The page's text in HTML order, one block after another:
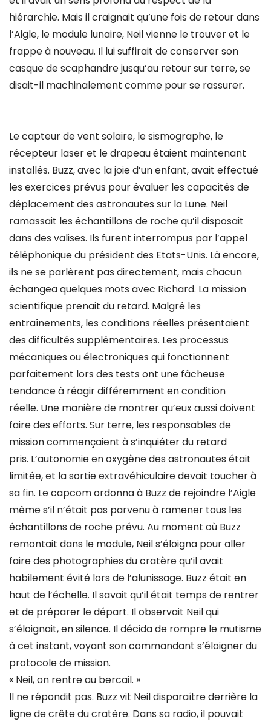
hiérarchie. Mais il craignait qu’une fois de retour dans
l’Aigle, le module lunaire, Neil vienne le trouver et le
frappe à nouveau. Il lui suffirait de conserver son
casque de scaphandre jusqu’au retour sur terre, se
disait-il machinalement comme pour se rassurer.
Le capteur de vent solaire, le sismographe, le
récepteur laser et le drapeau étaient maintenant
installés. Buzz, avec la joie d’un enfant, avait effectué
les exercices prévus pour évaluer les capacités de
déplacement des astronautes sur la Lune. Neil
ramassait les échantillons de roche qu’il disposait
dans des valises. Ils furent interrompus par l’appel
téléphonique du président des Etats-Unis. Là encore,
ils ne se parlèrent pas directement, mais chacun
échangea quelques mots avec Richard. La mission
scientifique prenait du retard. Malgré les
entraînements, les conditions réelles présentaient
des difficultés supplémentaires. Les processus
mécaniques ou électroniques qui fonctionnent
parfaitement lors des tests ont une fâcheuse
tendance à réagir différemment en condition
réelle. Une manière de montrer qu’eux aussi doivent
faire des efforts. Sur terre, les responsables de
mission commençaient à s’inquiéter du retard
pris. L’autonomie en oxygène des astronautes était
limitée, et la sortie extravéhiculaire devait toucher à
sa fin. Le capcom ordonna à Buzz de rejoindre l’Aigle
même s’il n’était pas parvenu à ramener tous les
échantillons de roche prévu. Au moment où Buzz
remontait dans le module, Neil s’éloigna pour aller
faire des photographies du cratère qu’il avait
habilement évité lors de l’alunissage. Buzz était en
haut de l’échelle. Il savait qu’il était temps de rentrer
et de préparer le départ. Il observait Neil qui
s’éloignait, en silence. Il décida de rompre le mutisme
à cet instant, voyant son commandant s’éloigner du
protocole de mission.
« Neil, on rentre au bercail. »
Il ne répondit pas. Buzz vit Neil disparaître derrière la
ligne de crête du cratère. Dans sa radio, il pouvait